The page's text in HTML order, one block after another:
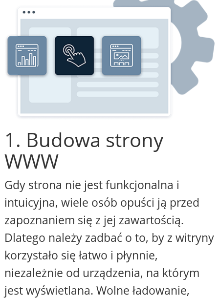
1. Budowa strony
WWW
Gdy strona nie jest funkcjonalna i
intuicyjna, wiele osób opuści ją przed
zapoznaniem się z jej zawartością.
Dlatego należy zadbać o to, by z witryny
korzystało się łatwo i płynnie,
niezależnie od urządzenia, na którym
jest wyświetlana. Wolne ładowanie,